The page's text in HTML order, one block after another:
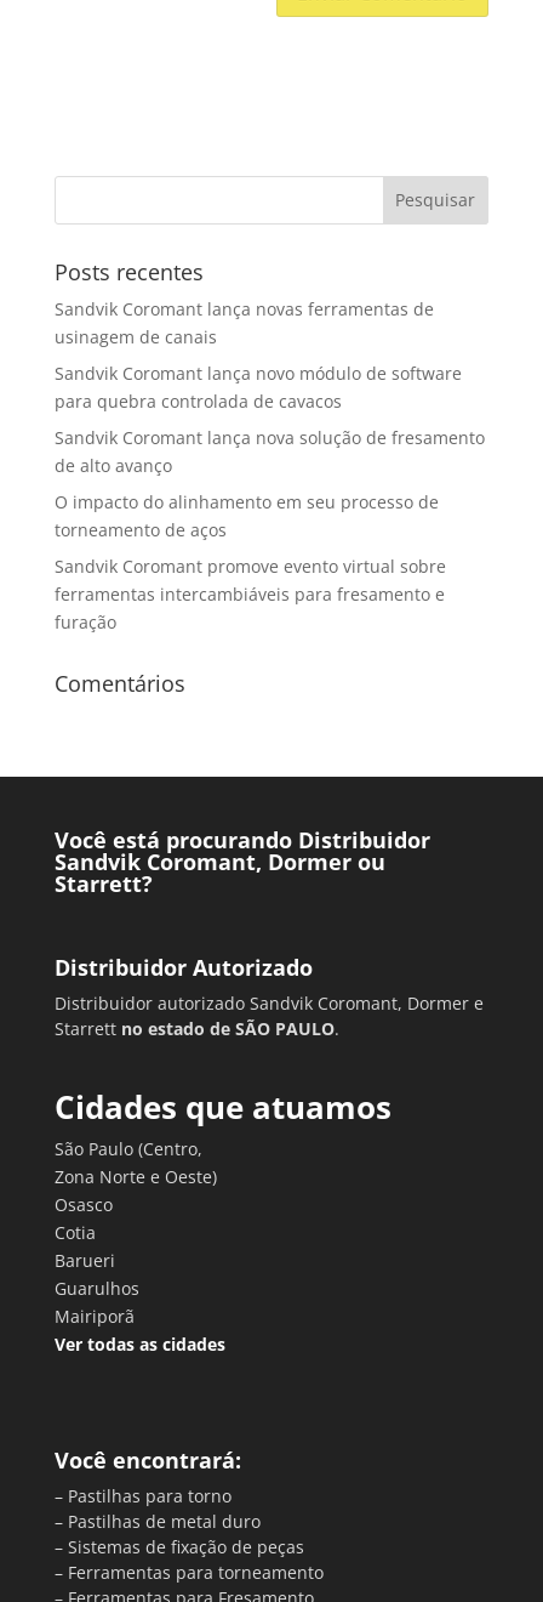
Posts recentes
Sandvik Coromant lança novas ferramentas de
usinagem de canais
Sandvik Coromant lança novo módulo de software
para quebra controlada de cavacos
Sandvik Coromant lança nova solução de fresamento
de alto avanço
O impacto do alinhamento em seu processo de
torneamento de aços
Sandvik Coromant promove evento virtual sobre
ferramentas intercambiáveis para fresamento e
furação
Comentários
Você está procurando Distribuidor
Sandvik Coromant, Dormer ou
Starrett?
Distribuidor Autorizado
Distribuidor autorizado Sandvik Coromant, Dormer e
Starrett no estado de SÃO PAULO.
Cidades que atuamos
São Paulo (Centro,
Zona Norte e Oeste)
Osasco
Cotia
Barueri
Guarulhos
Mairiporã
Ver todas as cidades
Você encontrará:
– Pastilhas para torno
– Pastilhas de metal duro
– Sistemas de fixação de peças
– Ferramentas para torneamento